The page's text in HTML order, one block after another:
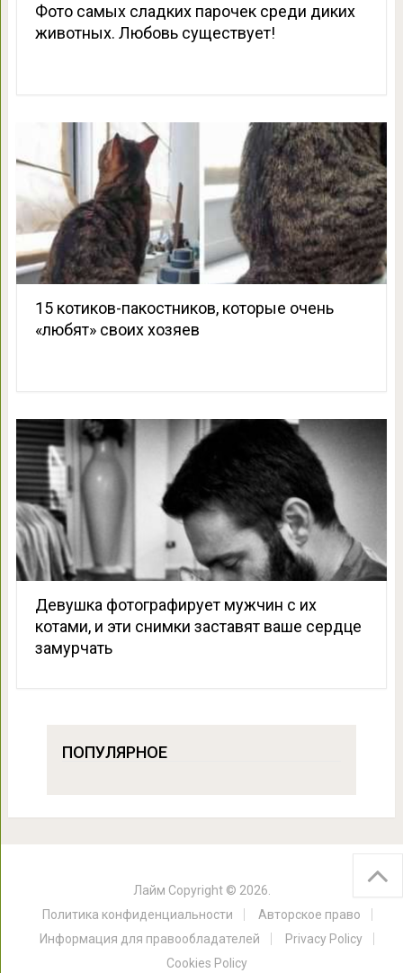
Фото самых сладких парочек среди диких
животных. Любовь существует!
15 котиков-пакостников, которые очень
«любят» своих хозяев
Девушка фотографирует мужчин с их
котами, и эти снимки заставят ваше сердце
замурчать
ПОПУЛЯРНОЕ
Лайм Copyright © 2026.
Политика конфиденциальности
Авторское право
Информация для правообладателей
Privacy Policy
Cookies Policy